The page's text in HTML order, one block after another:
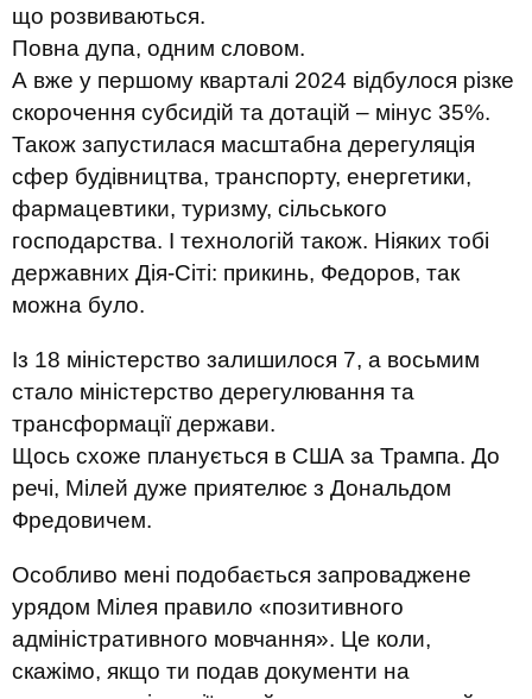
що розвиваються.
Повна дупа, одним словом.
А вже у першому кварталі 2024 відбулося різке
скорочення субсидій та дотацій – мінус 35%.
Також запустилася масштабна дерегуляція
сфер будівництва, транспорту, енергетики,
фармацевтики, туризму, сільського
господарства. І технологій також. Ніяких тобі
державних Дія-Сіті: прикинь, Федоров, так
можна було.
Із 18 міністерство залишилося 7, а восьмим
стало міністерство дерегулювання та
трансформації держави.
Щось схоже планується в США за Трампа. До
речі, Мілей дуже приятелює з Дональдом
Фредовичем.
Особливо мені подобається запроваджене
урядом Мілея правило «позитивного
адміністративного мовчання». Це коли,
скажімо, якщо ти подав документи на